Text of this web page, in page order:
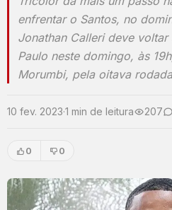
enfrentar o Santos, no
Jonathan Calleri deve
Paulo neste domingo, às
Morumbi, pela oitava
10 fev. 2023·1 min de leitura 207
0 0